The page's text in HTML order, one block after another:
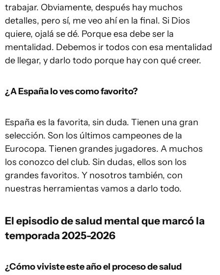
trabajar. Obviamente, después hay muchos
detalles, pero sí, me veo ahí en la final. Si Dios
quiere, ojalá se dé. Porque esa debe ser la
mentalidad. Debemos ir todos con esa mentalidad
de llegar, y darlo todo porque hay con qué creer.
¿A España lo ves como favorito?
España es la favorita, sin duda. Tienen una gran
selección. Son los últimos campeones de la
Eurocopa. Tienen grandes jugadores. A muchos
los conozco del club. Sin dudas, ellos son los
grandes favoritos. Y nosotros también, con
nuestras herramientas vamos a darlo todo.
El episodio de salud mental que marcó la
temporada 2025-2026
¿Cómo viviste este año el proceso de salud